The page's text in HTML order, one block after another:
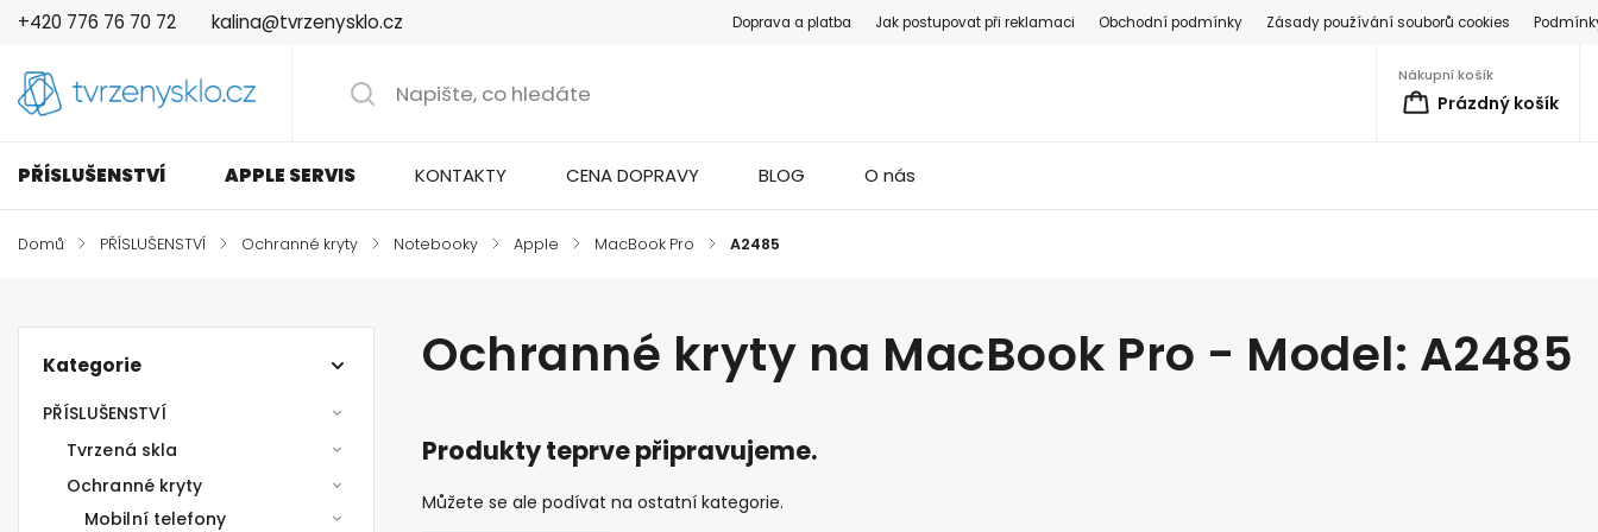
+420 776 76 70 72 kalina@tvrzenysklo.cz Doprava a platba Jak postupovat při reklamaci Obchodní podmínky Zásady používání souborů cookies
Nákupní košík
Prázdný košík
PŘÍSLUŠENSTVÍ APPLE SERVIS KONTAKTY CENA DOPRAVY BLOG O nás
Domů / PŘÍSLUŠENSTVÍ / Ochranné kryty / Notebooky / Apple / MacBook Pro / A2485
Kategorie
PŘÍSLUŠENSTVÍ
Tvrzená skla
Ochranné kryty
Mobilní telefony
Ochranné kryty na MacBook Pro - Model: A2485
Produkty teprve připravujeme.
Můžete se ale podívat na ostatní kategorie.